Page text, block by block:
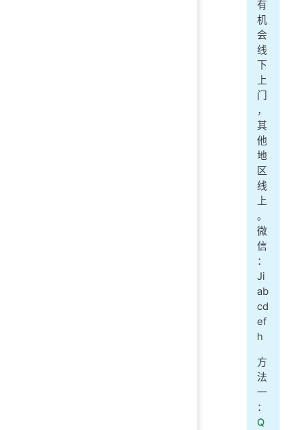
有
机
会
线
下
上
门
，
其
他
地
区
线
上
。
微
信
：
Ji
ab
cd
ef
h
方
法
一
：
Q